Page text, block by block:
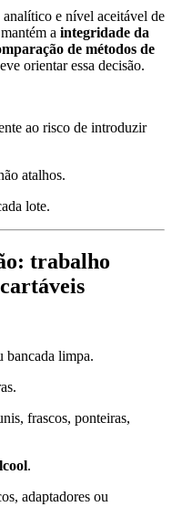
e nível aceitável de
a integridade da
de métodos de
orientar essa decisão.
ao risco de introduzir
atalhos.
lote.
trabalho
bancada limpa.
frascos, ponteiras,
.
adaptadores ou